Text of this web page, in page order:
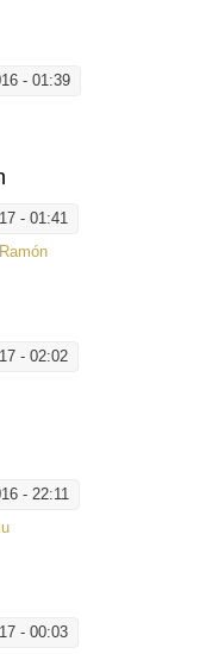
- 01:39
- 01:41
- 02:02
- 22:11
- 00:03